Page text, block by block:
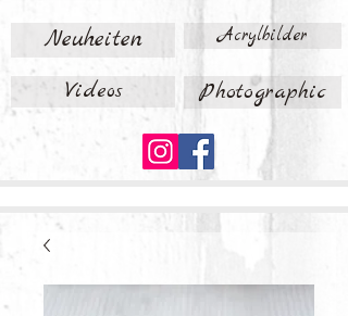
Neuheiten Acrylbilder
Videos Photographic